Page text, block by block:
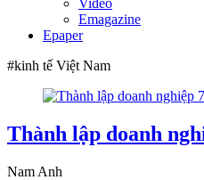
Video
Emagazine
Epaper
#kinh tế Việt Nam
Thành lập doanh
Nam Anh